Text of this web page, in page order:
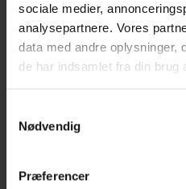
sociale medier,
analysepartnere. Vores
data med andre oplysninger,
de har indsamlet fra din brug
Nødvendig
Præferencer
Læs mere
Årsrapport